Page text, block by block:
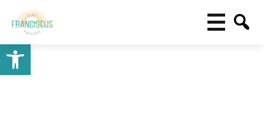
Toolbar openen